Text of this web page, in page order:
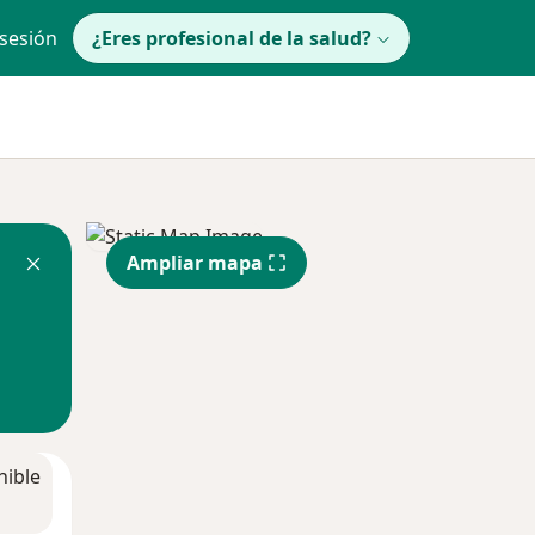
¿Eres profesional de la salud?
Ampliar mapa